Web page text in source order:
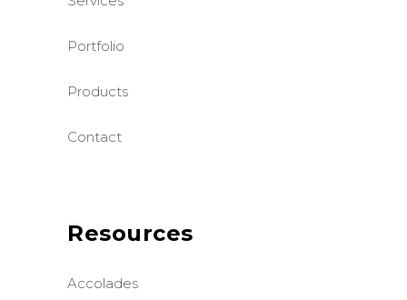
Portfolio
Products
Contact
Resources
Accolades